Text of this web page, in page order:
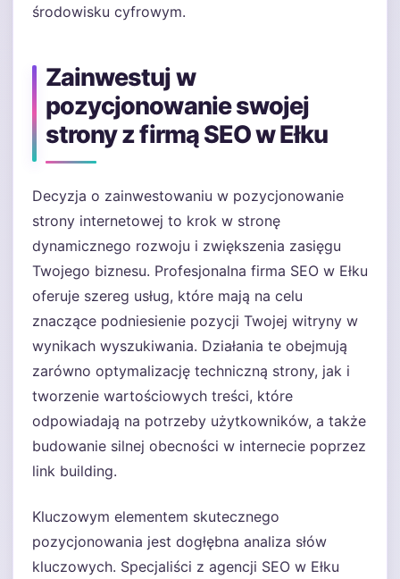
środowisku cyfrowym.
Zainwestuj w
pozycjonowanie swojej
strony z firmą SEO w Ełku
Decyzja o zainwestowaniu w pozycjonowanie
strony internetowej to krok w stronę
dynamicznego rozwoju i zwiększenia zasięgu
Twojego biznesu. Profesjonalna firma SEO w Ełku
oferuje szereg usług, które mają na celu
znaczące podniesienie pozycji Twojej witryny w
wynikach wyszukiwania. Działania te obejmują
zarówno optymalizację techniczną strony, jak i
tworzenie wartościowych treści, które
odpowiadają na potrzeby użytkowników, a także
budowanie silnej obecności w internecie poprzez
link building.
Kluczowym elementem skutecznego
pozycjonowania jest dogłębna analiza słów
kluczowych. Specjaliści z agencji SEO w Ełku